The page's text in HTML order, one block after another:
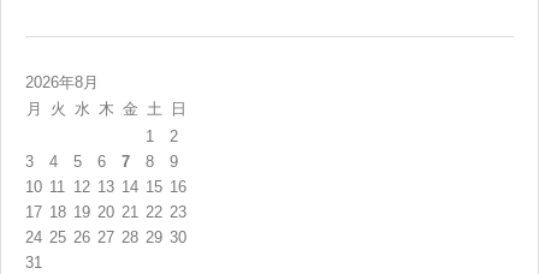
2026年8月
月
火 水 木 金 土
日
1
2
3
4 5 6 7 8
9
10 11 12 13 14 15 16
17 18 19 20 21 22 23
24 25 26 27 28 29 30
31